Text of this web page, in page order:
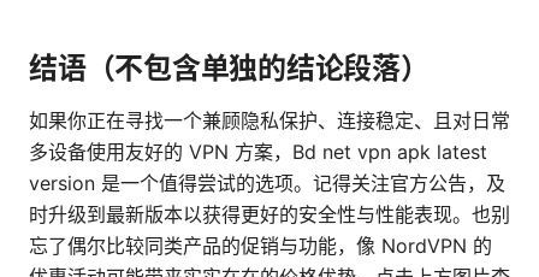
结语（不包含单独的结论段落）
如果你正在寻找一个兼顾隐私保护、连接稳定、且对日常
多设备使用友好的 VPN 方案，Bd net vpn apk latest
version 是一个值得尝试的选项。记得关注官方公告，及
时升级到最新版本以获得更好的安全性与性能表现。也别
忘了偶尔比较同类产品的促销与功能，像 NordVPN 的